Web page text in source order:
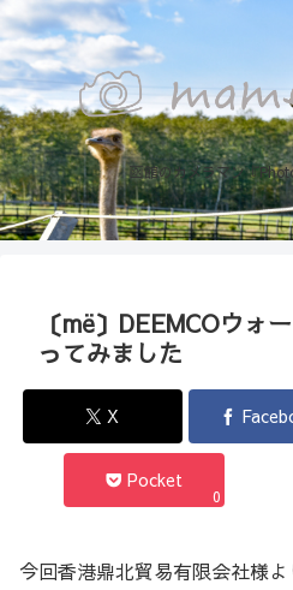
函館のカメラマン『
〔më〕DEEMCOウォ
ってみました
X
Pocket
0
今回香港鼎北貿易有限会社様よ